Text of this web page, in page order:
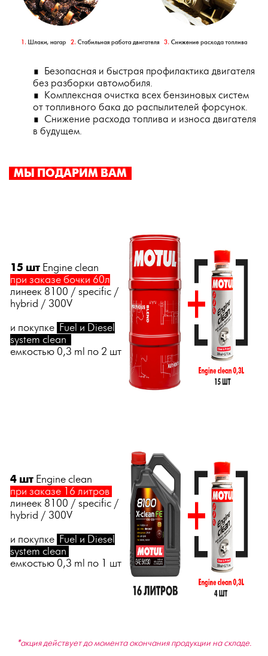
∎ Безопасная и быстрая профилактика двигателя
без разборки автомобиля.
∎ Комплексная очистка всех бензиновых систем
от топливного бака до распылителей форсунок.
∎ Снижение расхода топлива и износа двигателя
в будущем.
МЫ ПОДАРИМ ВАМ
15 шт Engine clean
при заказе бочки 60л
линеек 8100 / specific /
hybrid / 300V
и покупке Fuel и Diesel
system clean
емкостью 0,3 ml по 2 шт
4 шт Engine clean
при заказе 16 литров
линеек 8100 / specific /
hybrid / 300V
и покупке Fuel и Diesel
system clean
емкостью 0,3 ml по 1 шт
*акция действует до момента окончания продукции на складе.